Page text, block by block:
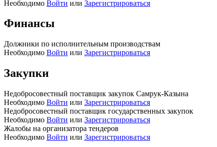
Необходимо Войти или Зарегистрироваться
Финансы
Должники по исполнительным производствам
Необходимо Войти или Зарегистрироваться
Закупки
Недобросовестный поставщик закупок Самрук-Казына
Необходимо Войти или Зарегистрироваться
Недобросовестный поставщик государственных закупок
Необходимо Войти или Зарегистрироваться
Жалобы на организатора тендеров
Необходимо Войти или Зарегистрироваться